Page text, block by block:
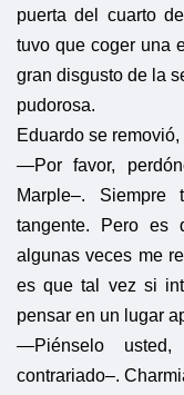
puerta del cuarto
tuvo que coger una
gran disgusto de la
pudorosa.
Eduardo se
—Por favor,
Marple–.
tangente. Pero es
algunas veces me
es que tal vez si
pensar en un lugar
—Piénselo usted,
contrariado–.